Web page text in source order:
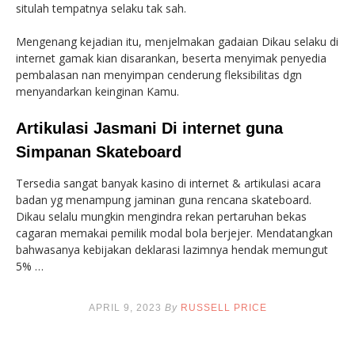
situlah tempatnya selaku tak sah.
Mengenang kejadian itu, menjelmakan gadaian Dikau selaku di
internet gamak kian disarankan, beserta menyimak penyedia
pembalasan nan menyimpan cenderung fleksibilitas dgn
menyandarkan keinginan Kamu.
Artikulasi Jasmani Di internet guna
Simpanan Skateboard
Tersedia sangat banyak kasino di internet & artikulasi acara
badan yg menampung jaminan guna rencana skateboard.
Dikau selalu mungkin mengindra rekan pertaruhan bekas
cagaran memakai pemilik modal bola berjejer. Mendatangkan
bahwasanya kebijakan deklarasi lazimnya hendak memungut
5% …
APRIL 9, 2023 By RUSSELL PRICE